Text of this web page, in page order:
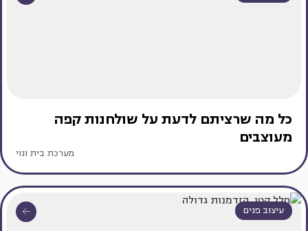
כל מה שרציתם לדעת על שולחנות קפה
מעוצבים
מערכת בית ונוי
עיצוב פנים